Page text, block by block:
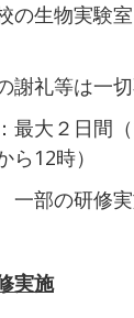
物実験室
等は一切
２日間（1
12時）
実施も
実施